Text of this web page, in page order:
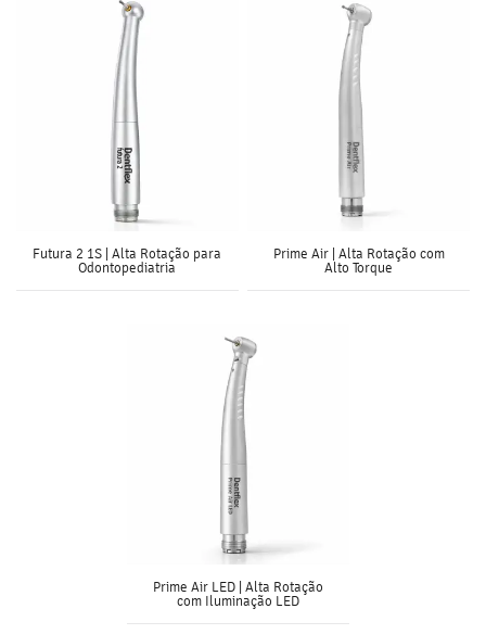
Futura 2 1S | Alta Rotação para
Odontopediatria
Prime Air | Alta Rotação com
Alto Torque
Prime Air LED | Alta Rotação
com Iluminação LED